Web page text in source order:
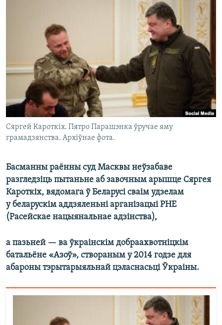
Сяргей Кароткіх. Пятро Парашэнка ўручае яму
грамадзянства. Архіўнае фота.
Басманны раённы суд Масквы неўзабаве
разгледзіць пытаньне аб завочным арышце Сяргея
Кароткіх, вядомага ў Беларусі сваім удзелам
у беларускім аддзяленьні арганізацыі РНЕ
(Расейскае нацыянальнае адзінства),
а пазьней — ва ўкраінскім добраахвотніцкім
батальёне «Азоў», створаным у 2014 годзе для
абароны тэрытарыяльнай цэласнасьці Ўкраіны.